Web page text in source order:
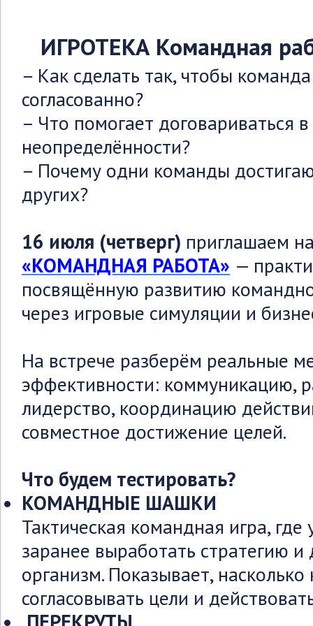
ИГРОТЕКА Командная
– Как сделать так, чтобы
согласованно?
– Что помогает договариваться
неопределённости?
– Почему одни команды
других?
16 июля (четверг) приглашаем
«КОМАНДНАЯ РАБОТА» —
посвящённую развитию
через игровые симуляции и
На встрече разберём реальные
эффективности: коммуникацию,
лидерство, координацию
совместное достижение целей.
Что будем тестировать?
КОМАНДНЫЕ ШАШКИ
Тактическая командная игра,
заранее выработать стратегию
организм. Показывает,
согласовывать цели и